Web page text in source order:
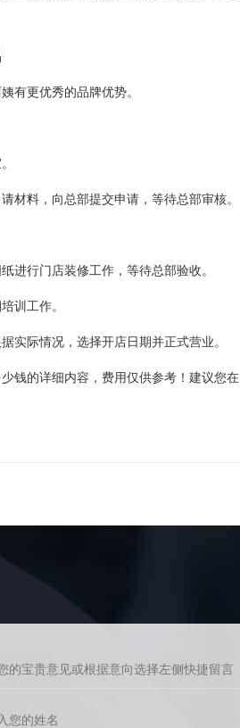
更优秀的品牌优势。
料，向总部提交申请，等待总部审核。
行门店装修工作，等待总部验收。
训工作。
际情况，选择开店日期并正式营业。
的详细内容，费用仅供参考！建议您在